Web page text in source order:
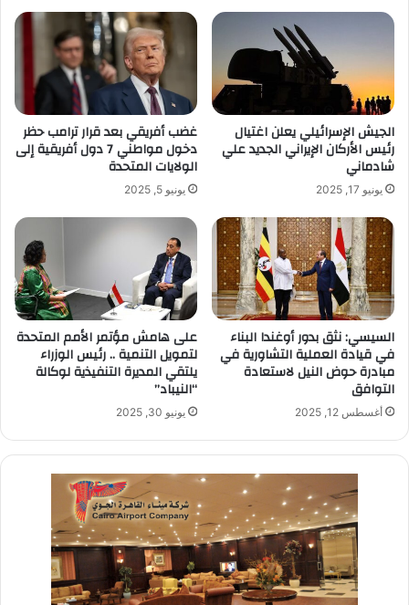
الجيش الإسرائيلي يعلن اغتيال
رئيس الأركان الإيراني الجديد علي
شادماني
يونيو 17, 2025
غضب أفريقي بعد قرار ترامب حظر
دخول مواطني 7 دول أفريقية إلى
الولايات المتحدة
يونيو 5, 2025
السيسي: نثق بدور أوغندا البناء
في قيادة العملية التشاورية في
مبادرة حوض النيل لاستعادة
التوافق
أغسطس 12, 2025
على هامش مؤتمر الأمم المتحدة
لتمويل التنمية .. رئيس الوزراء
يلتقي المديرة التنفيذية لوكالة
“النيباد”
يونيو 30, 2025